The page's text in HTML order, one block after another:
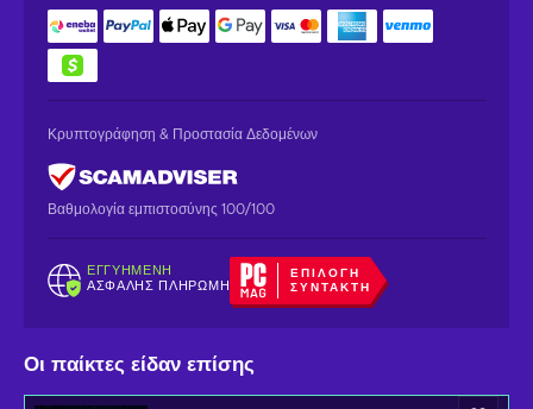
Κρυπτογράφηση & Προστασία Δεδομένων
Βαθμολογία εμπιστοσύνης 100/100
ΕΓΓΥΗΜΈΝΗ
ΑΣΦΑΛΉΣ ΠΛΗΡΩΜΉ
ΕΠΙΛΟΓΉ
ΣΥΝΤΆΚΤΗ
Οι παίκτες είδαν επίσης